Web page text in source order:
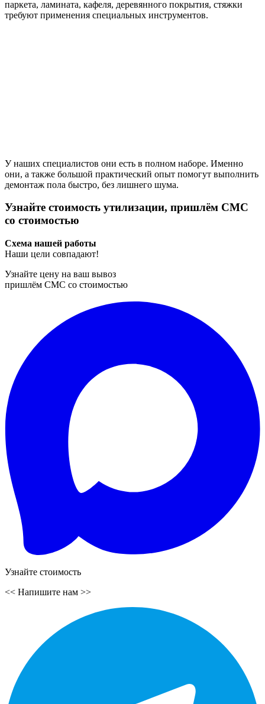
паркета, ламината, кафеля, деревянного покрытия, стяжки
требуют применения специальных инструментов.
У наших специалистов они есть в полном наборе. Именно
они, а также большой практический опыт помогут выполнить
демонтаж пола быстро, без лишнего шума.
Узнайте стоимость утилизации, пришлём СМС
со стоимостью
Схема нашей работы
Наши цели совпадают!
Узнайте цену на ваш вывоз
пришлём СМС со стоимостью
Узнайте стоимость
<< Напишите нам >>